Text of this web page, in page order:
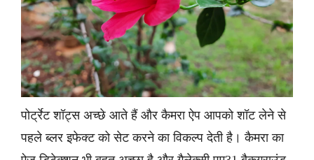
पोर्ट्रेट शॉट्स अच्छे आते हैं और कैमरा ऐप आपको शॉट लेने से
पहले ब्लर इफेक्ट को सेट करने का विकल्प देती है। कैमरा का